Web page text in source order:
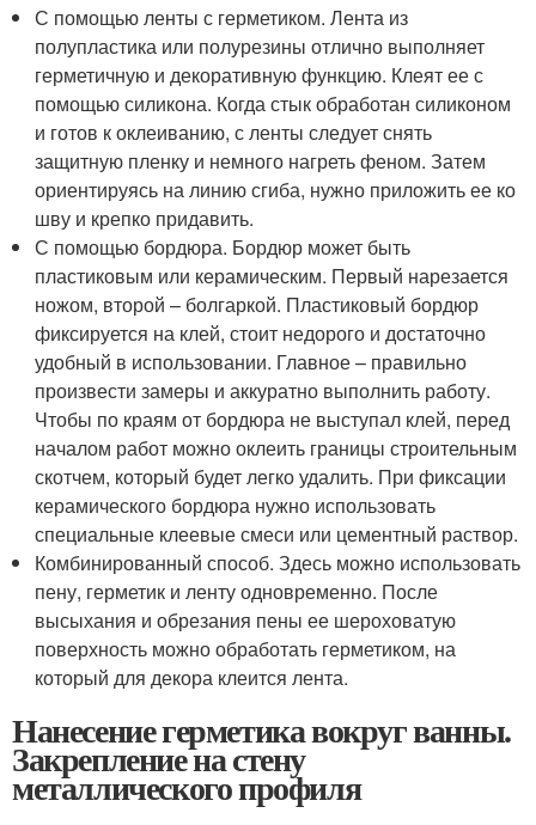
С помощью ленты с герметиком. Лента из
полупластика или полурезины отлично выполняет
герметичную и декоративную функцию. Клеят ее с
помощью силикона. Когда стык обработан силиконом
и готов к оклеиванию, с ленты следует снять
защитную пленку и немного нагреть феном. Затем
ориентируясь на линию сгиба, нужно приложить ее ко
шву и крепко придавить.
С помощью бордюра. Бордюр может быть
пластиковым или керамическим. Первый нарезается
ножом, второй – болгаркой. Пластиковый бордюр
фиксируется на клей, стоит недорого и достаточно
удобный в использовании. Главное – правильно
произвести замеры и аккуратно выполнить работу.
Чтобы по краям от бордюра не выступал клей, перед
началом работ можно оклеить границы строительным
скотчем, который будет легко удалить. При фиксации
керамического бордюра нужно использовать
специальные клеевые смеси или цементный раствор.
Комбинированный способ. Здесь можно использовать
пену, герметик и ленту одновременно. После
высыхания и обрезания пены ее шероховатую
поверхность можно обработать герметиком, на
который для декора клеится лента.
Нанесение герметика вокруг ванны.
Закрепление на стену
металлического профиля